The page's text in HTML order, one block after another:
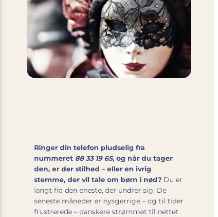
Ringer din telefon pludselig fra
nummeret 88 33 19 65, og når du tager
den, er der stilhed – eller en ivrig
stemme, der vil tale om børn i nød? Du er
langt fra den eneste, der undrer sig. De
seneste måneder er nysgerrige – og til tider
frustrerede – danskere strømmet til nettet